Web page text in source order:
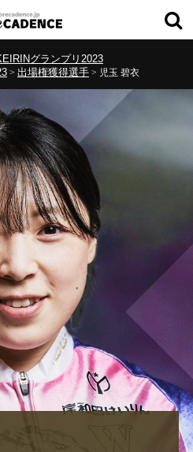
グランプリ2023
出場権獲得選手 児玉 碧衣